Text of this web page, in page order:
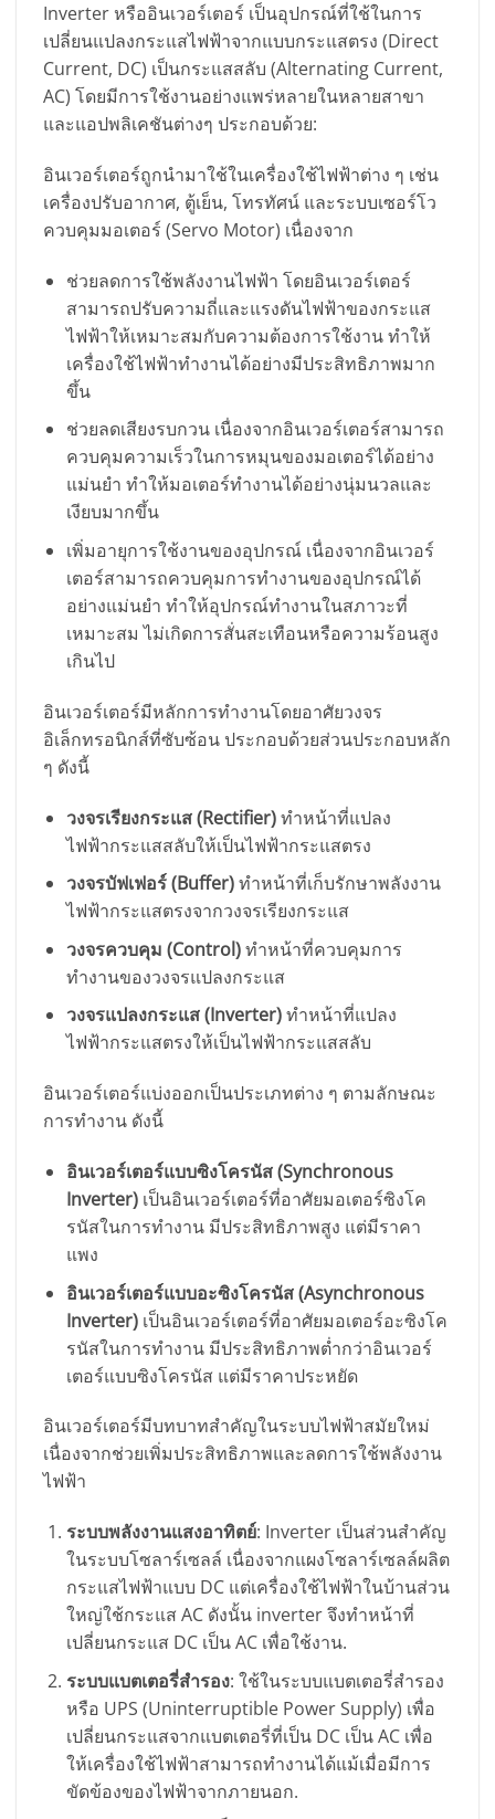
Inverter หรืออินเวอร์เตอร์ เป็นอุปกรณ์ที่ใช้ในการ
เปลี่ยนแปลงกระแสไฟฟ้าจากแบบกระแสตรง (Direct
Current, DC) เป็นกระแสสลับ (Alternating Current,
AC) โดยมีการใช้งานอย่างแพร่หลายในหลายสาขา
และแอปพลิเคชันต่างๆ ประกอบด้วย:
อินเวอร์เตอร์ถูกนำมาใช้ในเครื่องใช้ไฟฟ้าต่าง ๆ เช่น
เครื่องปรับอากาศ, ตู้เย็น, โทรทัศน์ และระบบเซอร์โว
ควบคุมมอเตอร์ (Servo Motor) เนื่องจาก
ช่วยลดการใช้พลังงานไฟฟ้า โดยอินเวอร์เตอร์
สามารถปรับความถี่และแรงดันไฟฟ้าของกระแส
ไฟฟ้าให้เหมาะสมกับความต้องการใช้งาน ทำให้
เครื่องใช้ไฟฟ้าทำงานได้อย่างมีประสิทธิภาพมาก
ขึ้น
ช่วยลดเสียงรบกวน เนื่องจากอินเวอร์เตอร์สามารถ
ควบคุมความเร็วในการหมุนของมอเตอร์ได้อย่าง
แม่นยำ ทำให้มอเตอร์ทำงานได้อย่างนุ่มนวลและ
เงียบมากขึ้น
เพิ่มอายุการใช้งานของอุปกรณ์ เนื่องจากอินเวอร์
เตอร์สามารถควบคุมการทำงานของอุปกรณ์ได้
อย่างแม่นยำ ทำให้อุปกรณ์ทำงานในสภาวะที่
เหมาะสม ไม่เกิดการสั่นสะเทือนหรือความร้อนสูง
เกินไป
อินเวอร์เตอร์มีหลักการทำงานโดยอาศัยวงจร
อิเล็กทรอนิกส์ที่ซับซ้อน ประกอบด้วยส่วนประกอบหลัก
ๆ ดังนี้
วงจรเรียงกระแส (Rectifier)ทำหน้าที่แปลง
ไฟฟ้ากระแสสลับให้เป็นไฟฟ้ากระแสตรง
วงจรบัฟเฟอร์ (Buffer)ทำหน้าที่เก็บรักษาพลังงาน
ไฟฟ้ากระแสตรงจากวงจรเรียงกระแส
วงจรควบคุม (Control)ทำหน้าที่ควบคุมการ
ทำงานของวงจรแปลงกระแส
วงจรแปลงกระแส (Inverter)ทำหน้าที่แปลง
ไฟฟ้ากระแสตรงให้เป็นไฟฟ้ากระแสสลับ
อินเวอร์เตอร์แบ่งออกเป็นประเภทต่าง ๆ ตามลักษณะ
การทำงาน ดังนี้
อินเวอร์เตอร์แบบซิงโครนัส (Synchronous
Inverter)เป็นอินเวอร์เตอร์ที่อาศัยมอเตอร์ซิงโค
รนัสในการทำงาน มีประสิทธิภาพสูง แต่มีราคา
แพง
อินเวอร์เตอร์แบบอะซิงโครนัส (Asynchronous
Inverter)เป็นอินเวอร์เตอร์ที่อาศัยมอเตอร์อะซิงโค
รนัสในการทำงาน มีประสิทธิภาพต่ำกว่าอินเวอร์
เตอร์แบบซิงโครนัส แต่มีราคาประหยัด
อินเวอร์เตอร์มีบทบาทสำคัญในระบบไฟฟ้าสมัยใหม่
เนื่องจากช่วยเพิ่มประสิทธิภาพและลดการใช้พลังงาน
ไฟฟ้า
ระบบพลังงานแสงอาทิตย์: Inverter เป็นส่วนสำคัญ
ในระบบโซลาร์เซลล์ เนื่องจากแผงโซลาร์เซลล์ผลิต
กระแสไฟฟ้าแบบ DC แต่เครื่องใช้ไฟฟ้าในบ้านส่วน
ใหญ่ใช้กระแส AC ดังนั้น inverter จึงทำหน้าที่
เปลี่ยนกระแส DC เป็น AC เพื่อใช้งาน.
ระบบแบตเตอรี่สำรอง: ใช้ในระบบแบตเตอรี่สำรอง
หรือ UPS (Uninterruptible Power Supply) เพื่อ
เปลี่ยนกระแสจากแบตเตอรี่ที่เป็น DC เป็น AC เพื่อ
ให้เครื่องใช้ไฟฟ้าสามารถทำงานได้แม้เมื่อมีการ
ขัดข้องของไฟฟ้าจากภายนอก.